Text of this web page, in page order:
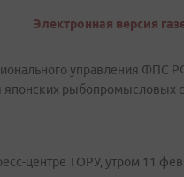
Электронная версия
управления ФПС
японских рыбопромысловых
центре ТОРУ, утром 11